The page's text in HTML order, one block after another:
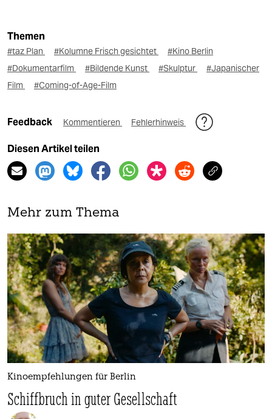
Themen
#taz Plan #Kolumne Frisch gesichtet
#Kino Berlin
#Dokumentarfilm
#Bildende Kunst #Skulptur
#Japanischer
Film
#Coming-of-Age-Film
Feedback Kommentieren Fehlerhinweis
Diesen Artikel teilen
Mehr zum Thema
Kinoempfehlungen für Berlin
Schiffbruch in guter Gesellschaft